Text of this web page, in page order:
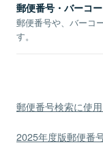
郵便番号・バーコ
郵便番号や、バーコ
す。
郵便番号検索に使
2025年度版郵便番